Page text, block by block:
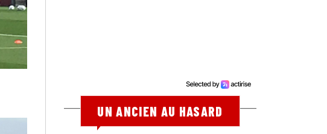
UN ANCIEN AU HASARD